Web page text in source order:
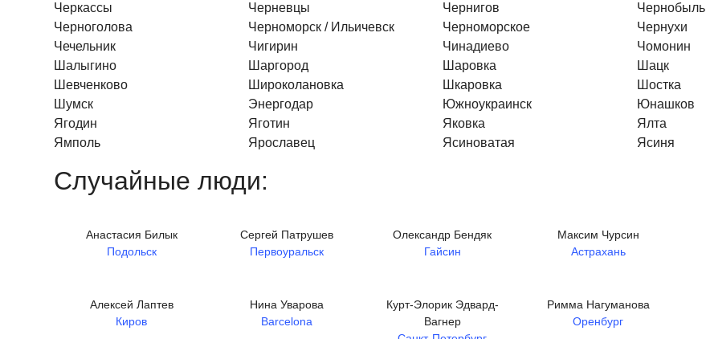
Черкассы
Черневцы Чернигов Чернобыль
Черноголова
Черноморск / Ильичевск Черноморское Чернухи
Чечельник
Чигирин Чинадиево Чомонин
Шалыгино
Шаргород Шаровка Шацк
Шевченково
Широколановка Шкаровка Шостка
Шумск
Энергодар Южноукраинск Юнашков
Ягодин
Яготин Яковка Ялта
Ямполь
Ярославец Ясиноватая Ясиня
Случайные люди:
Анастасия Билык
Подольск
Сергей Патрушев
Первоуральск
Олександр Бендяк
Гайсин
Максим Чурсин
Астрахань
Алексей Лаптев
Киров
Нина Уварова
Barcelona
Курт-Элорик Эдвард-
Вагнер
Римма Нагуманова
Оренбург